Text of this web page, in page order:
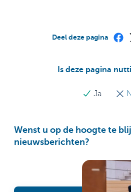
Is deze pagina
Ja
Deel deze pagina
Wenst u op de hoogte te
nieuwsberichten?